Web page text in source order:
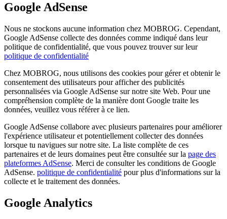
Google AdSense
Nous ne stockons aucune information chez MOBROG. Cependant,
Google AdSense collecte des données comme indiqué dans leur
politique de confidentialité, que vous pouvez trouver sur leur
politique de confidentialité
Chez MOBROG, nous utilisons des cookies pour gérer et obtenir le
consentement des utilisateurs pour afficher des publicités
personnalisées via Google AdSense sur notre site Web. Pour une
compréhension complète de la manière dont Google traite les
données, veuillez vous référer à ce lien.
Google AdSense collabore avec plusieurs partenaires pour améliorer
l'expérience utilisateur et potentiellement collecter des données
lorsque tu navigues sur notre site. La liste complète de ces
partenaires et de leurs domaines peut être consultée sur la page des
plateformes AdSense. Merci de consulter les conditions de Google
AdSense. politique de confidentialité pour plus d'informations sur la
collecte et le traitement des données.
Google Analytics